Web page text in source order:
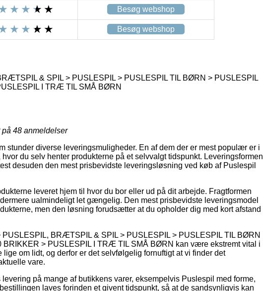
Besøg webshop
Besøg webshop
& SPIL > PUSLESPIL > PUSLESPIL TIL BØRN > PUSLESPIL
I TRÆ TIL SMÅ BØRN
på 48 anmeldelser
stunder diverse leveringsmuligheder. En af dem der er mest populær er i
du selv henter produkterne på et selvvalgt tidspunkt. Leveringsformen
desuden den mest prisbevidste leveringsløsning ved køb af Puslespil
leveret hjem til hvor du bor eller ud på dit arbejde. Fragtformen
ualmindeligt let gængelig. Den mest prisbevidste leveringsmodel
men den løsning forudsætter at du opholder dig med kort afstand
BRÆTSPIL & SPIL > PUSLESPIL > PUSLESPIL TIL BØRN
> PUSLESPIL I TRÆ TIL SMÅ BØRN kan være ekstremt vital i
om lidt, og derfor er det selvfølgelig fornuftigt at vi finder det
vare.
på mange af butikkens varer, eksempelvis Puslespil med forme,
laves forinden et givent tidspunkt, så at de sandsynligvis kan